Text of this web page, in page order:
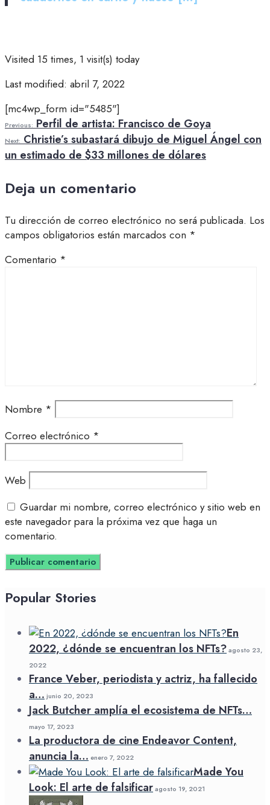
Visited 15 times, 1 visit(s) today
Last modified: abril 7, 2022
[mc4wp_form id="5485"]
Previous: Perfil de artista: Francisco de Goya
Next: Christie’s subastará dibujo de Miguel Ángel con
un estimado de $33 millones de dólares
Deja un comentario
Tu dirección de correo electrónico no será publicada. Los
campos obligatorios están marcados con *
Comentario *
Nombre *
Correo electrónico *
Web
Guardar mi nombre, correo electrónico y sitio web en
este navegador para la próxima vez que haga un
comentario.
Popular Stories
En
2022, ¿dónde se encuentran los NFTs?agosto 23,
2022
France Veber, periodista y actriz, ha fallecido
a… junio 20, 2023
Jack Butcher amplía el ecosistema de NFTs…
mayo 17, 2023
La productora de cine Endeavor Content,
anuncia la… enero 7, 2022
Made You
Look: El arte de falsificaragosto 19, 2021